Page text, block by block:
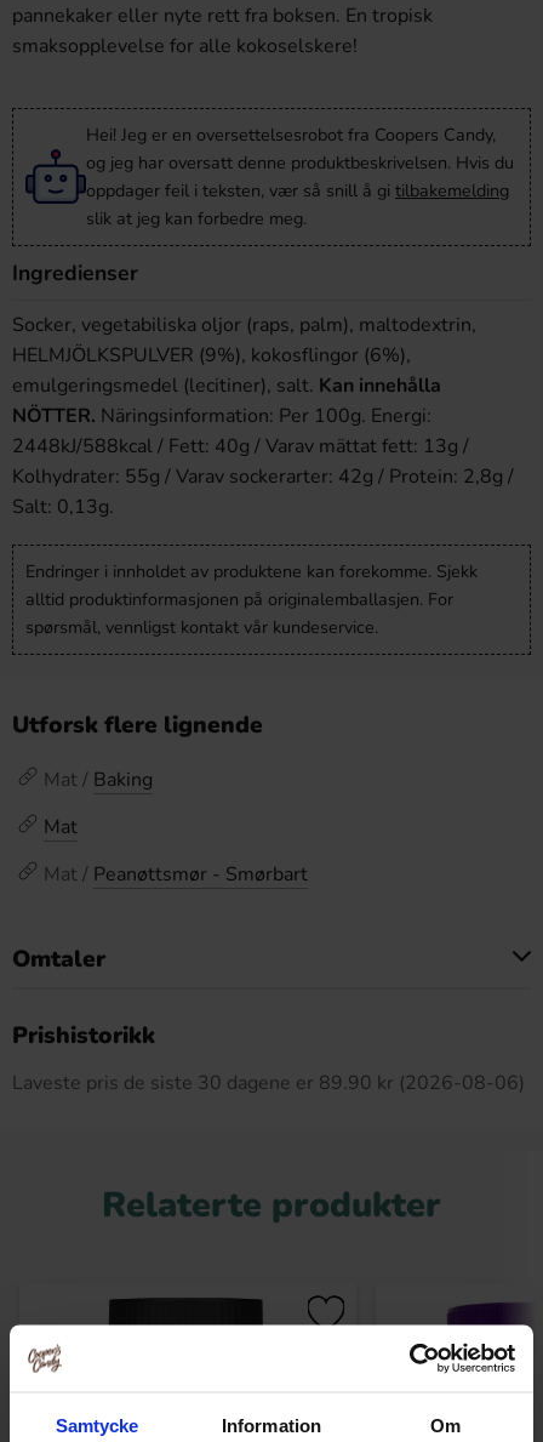
Samtycke Information Om
pannekaker eller nyte rett fra boksen. En tropisk
smaksopplevelse for alle kokoselskere!
Hei! Jeg er en oversettelsesrobot fra Coopers Candy,
og jeg har oversatt denne produktbeskrivelsen. Hvis du
oppdager feil i teksten, vær så snill å gi tilbakemelding
slik at jeg kan forbedre meg.
Ingredienser
Socker, vegetabiliska oljor (raps, palm), maltodextrin,
HELMJÖLKSPULVER (9%), kokosflingor (6%),
emulgeringsmedel (lecitiner), salt. Kan innehålla
NÖTTER. Näringsinformation: Per 100g. Energi:
2448kJ/588kcal / Fett: 40g / Varav mättat fett: 13g /
Kolhydrater: 55g / Varav sockerarter: 42g / Protein: 2,8g /
Salt: 0,13g.
Endringer i innholdet av produktene kan forekomme. Sjekk
alltid produktinformasjonen på originalemballasjen. For
spørsmål, vennligst kontakt vår kundeservice.
Utforsk flere lignende
Mat / Baking
Mat
Mat / Peanøttsmør - Smørbart
Omtaler
Prishistorikk
Laveste pris de siste 30 dagene er 89.90 kr (2026-08-06)
Relaterte produkter